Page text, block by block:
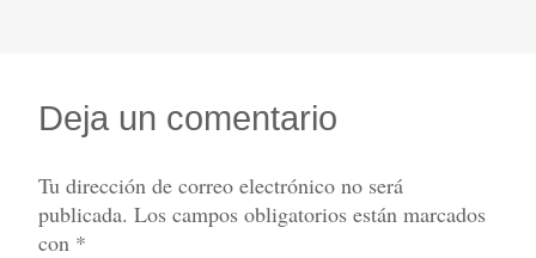
Deja un comentario
Tu dirección de correo electrónico no será
publicada. Los campos obligatorios están marcados
con *